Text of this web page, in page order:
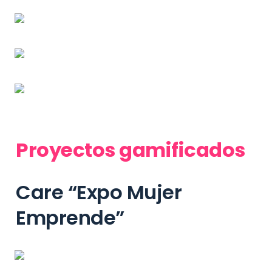
Proyectos gamificados
Care “Expo Mujer
Emprende”